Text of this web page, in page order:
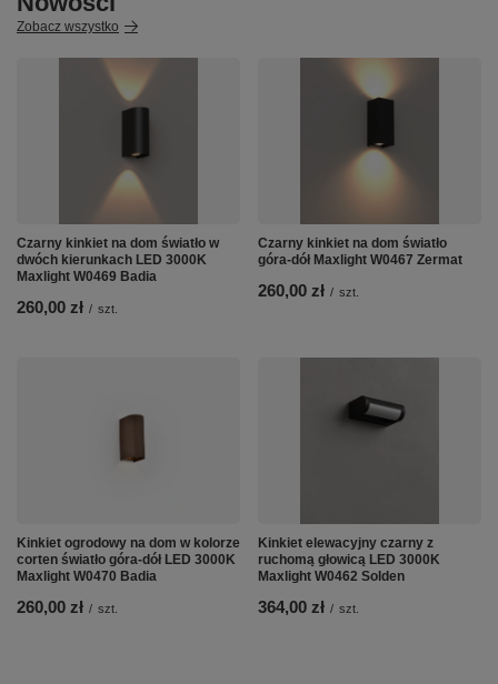
Zobacz wszystko
Czarny kinkiet na dom światło w
dwóch kierunkach LED 3000K
Maxlight W0469 Badia
260,00 zł / szt.
Czarny kinkiet na dom światło
góra-dół Maxlight W0467 Zermat
260,00 zł / szt.
Kinkiet ogrodowy na dom w kolorze
corten światło góra-dół LED 3000K
Maxlight W0470 Badia
260,00 zł / szt.
Kinkiet elewacyjny czarny z
ruchomą głowicą LED 3000K
Maxlight W0462 Solden
364,00 zł / szt.